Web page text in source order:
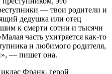
— твои родители и
дедушка или отец
к смерти сотни и тысячи
часть ухитряется как-то
и любимого родителя,
— пишет она.
Франк, герой